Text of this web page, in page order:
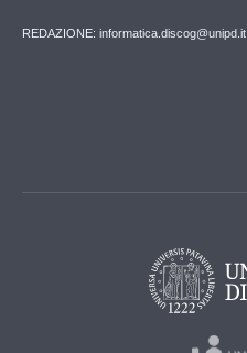
REDAZIONE: informatica.discog@unipd.it